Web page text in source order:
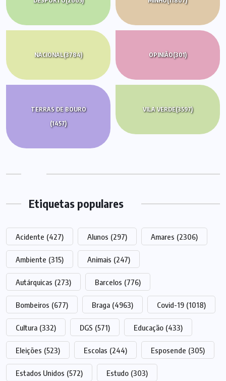
NACIONAL(3784) OPINIÃO(301)
TERRAS DE BOURO
(1457)
VILA VERDE(3597)
Etiquetas populares
Acidente (427) Alunos (297) Amares (2306)
Ambiente (315) Animais (247)
Autárquicas (273) Barcelos (776)
Bombeiros (677) Braga (4963) Covid-19 (1018)
Cultura (332) DGS (571) Educação (433)
Eleições (523) Escolas (244) Esposende (305)
Estados Unidos (572) Estudo (303)